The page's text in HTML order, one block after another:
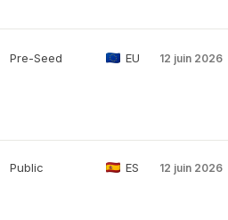
Pre-Seed EU 12 juin 2026
Public ES 12 juin 2026